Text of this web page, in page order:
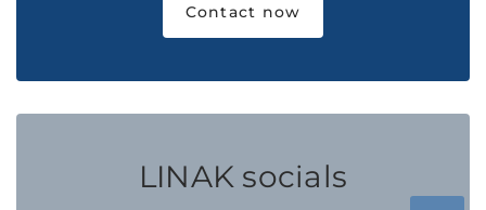
Contact now
LINAK socials